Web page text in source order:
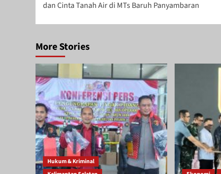
dan Cinta Tanah Air di MTs Baruh Panyambaran
More Stories
Hukum & Kriminal